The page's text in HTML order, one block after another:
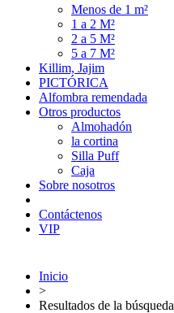
Menos de 1 m²
1 a 2 M²
2 a 5 M²
5 a 7 M²
Killim, Jajim
PICTÓRICA
Alfombra remendada
Otros productos
Almohadón
la cortina
Silla Puff
Caja
Sobre nosotros
Contáctenos
VIP
Inicio
>
Resultados de la búsqueda